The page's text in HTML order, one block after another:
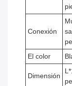
Conexión
El color
Dimensión